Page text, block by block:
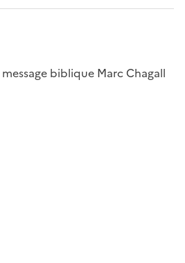
biblique Marc Chagall